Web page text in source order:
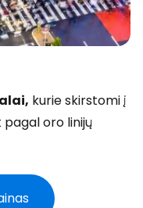
kurie skirstomi į
oro linijų